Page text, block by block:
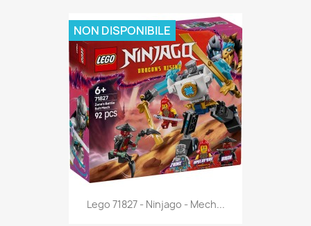
Anteprima
Lego 71827 - Ninjago - Mech...
NON DISPONIBILE